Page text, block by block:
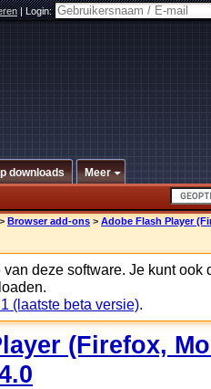
|Login:
downloads Meer
> Browser add-ons > Adobe Flash Player
deze software. Je kunt ook
(laatste beta versie).
(Firefox,